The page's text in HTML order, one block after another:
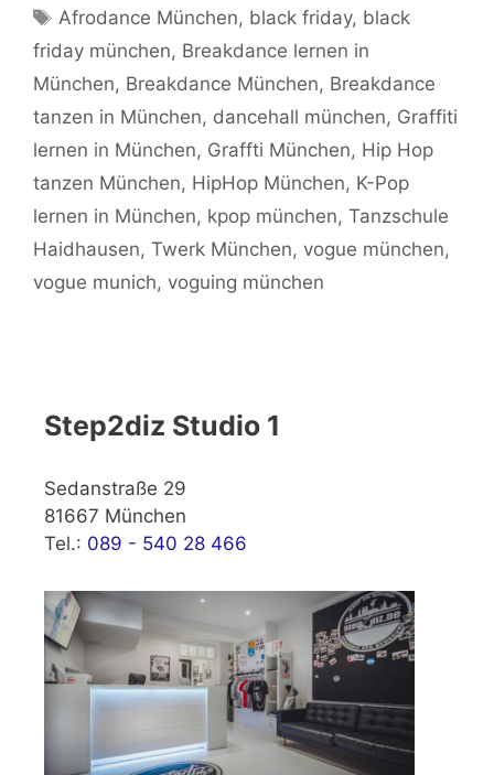
Schlagwörter
Afrodance München, black friday, black
friday münchen, Breakdance lernen in
München, Breakdance München, Breakdance
tanzen in München, dancehall münchen, Graffiti
lernen in München, Graffti München, Hip Hop
tanzen München, HipHop München, K-Pop
lernen in München, kpop münchen, Tanzschule
Haidhausen, Twerk München, vogue münchen,
vogue munich, voguing münchen
Step2diz Studio 1
Sedanstraße 29
81667 München
Tel.: 089 - 540 28 466